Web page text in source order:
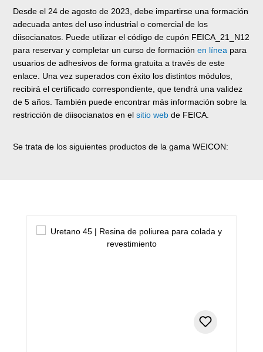
Desde el 24 de agosto de 2023, debe impartirse una formación
adecuada antes del uso industrial o comercial de los
diisocianatos. Puede utilizar el código de cupón FEICA_21_N12
para reservar y completar un curso de formaciónen línea para
usuarios de adhesivos de forma gratuita a través de este
enlace. Una vez superados con éxito los distintos módulos,
recibirá el certificado correspondiente, que tendrá una validez
de 5 años. También puede encontrar más información sobre la
restricción de diisocianatos en elsitio web de FEICA.
Se trata de los siguientes productos de la gama WEICON: